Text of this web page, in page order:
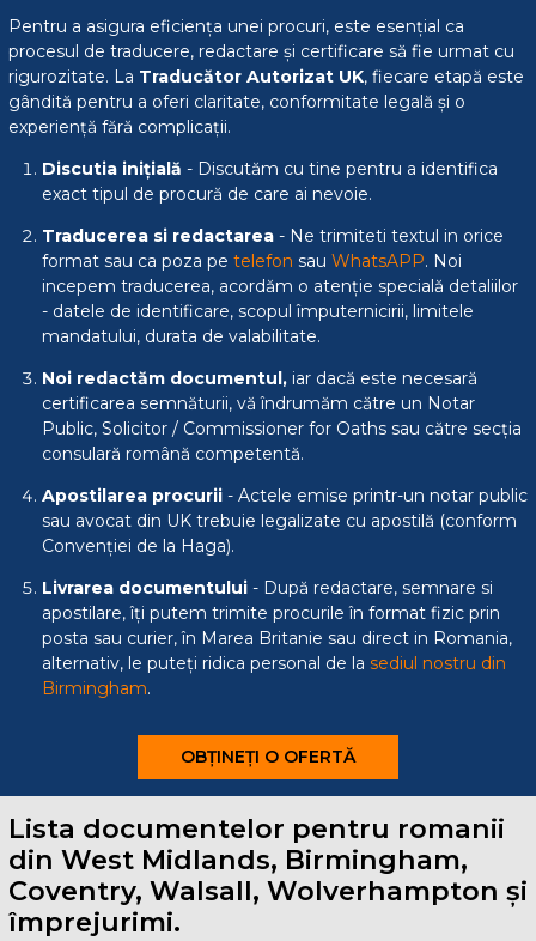
Pentru a asigura eficiența unei procuri, este esențial ca
procesul de traducere, redactare și certificare să fie urmat cu
rigurozitate. La Traducător Autorizat UK, fiecare etapă este
gândită pentru a oferi claritate, conformitate legală și o
experiență fără complicații.
Discutia inițială - Discutăm cu tine pentru a identifica
exact tipul de procură de care ai nevoie.
Traducerea si redactarea - Ne trimiteti textul in orice
format sau ca poza pe telefon sau WhatsAPP. Noi
incepem traducerea, acordăm o atenție specială detaliilor
- datele de identificare, scopul împuternicirii, limitele
mandatului, durata de valabilitate.
Noi redactăm documentul, iar dacă este necesară
certificarea semnăturii, vă îndrumăm către un Notar
Public, Solicitor / Commissioner for Oaths sau către secția
consulară română competentă.
Apostilarea procurii - Actele emise printr-un notar public
sau avocat din UK trebuie legalizate cu apostilă (conform
Convenției de la Haga).
Livrarea documentului - După redactare, semnare si
apostilare, îți putem trimite procurile în format fizic prin
posta sau curier, în Marea Britanie sau direct in Romania,
alternativ, le puteți ridica personal de la sediul nostru din
Birmingham.
OBȚINEȚI O OFERTĂ
Lista documentelor pentru romanii
din West Midlands, Birmingham,
Coventry, Walsall, Wolverhampton și
împrejurimi.